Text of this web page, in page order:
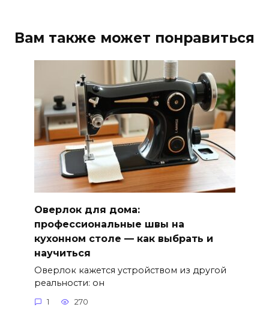
Вам также может понравиться
Оверлок для дома:
профессиональные швы на
кухонном столе — как выбрать и
научиться
Оверлок кажется устройством из другой
реальности: он
1 270